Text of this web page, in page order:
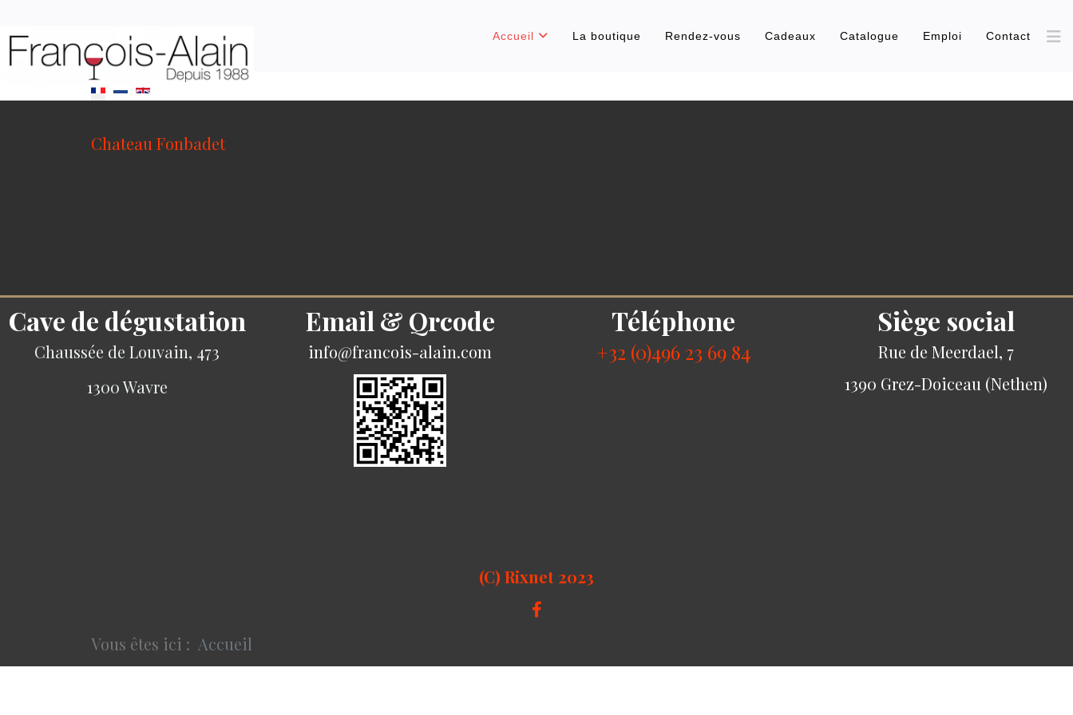
Accueil La boutique Rendez-vous Cadeaux Catalogue Emploi Contact
Sélectionnez votre langue
Chateau Fonbadet
Cave de dégustation
Chaussée de Louvain, 473
1300 Wavre
Email & Qrcode
info@francois-alain.com
Téléphone
+32 (0)496 23 69 84
Siège social
Rue de Meerdael, 7
1390 Grez-Doiceau (Nethen)
(C) Rixnet 2023
Vous êtes ici : Accueil